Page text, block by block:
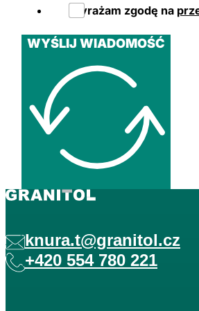
Wyrażam zgodę na
WYŚLIJ WIADOMOŚĆ
knura.t@granitol.cz
+420 554 780 221